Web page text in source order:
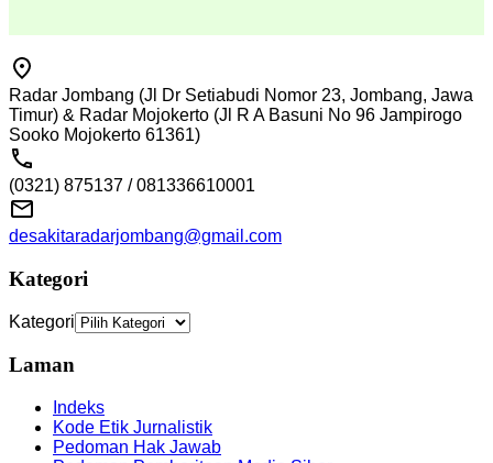
Radar Jombang (Jl Dr Setiabudi Nomor 23, Jombang, Jawa
Timur) & Radar Mojokerto (Jl R A Basuni No 96 Jampirogo
Sooko Mojokerto 61361)
(0321) 875137 / 081336610001
desakitaradarjombang@gmail.com
Kategori
Kategori
Laman
Indeks
Kode Etik Jurnalistik
Pedoman Hak Jawab